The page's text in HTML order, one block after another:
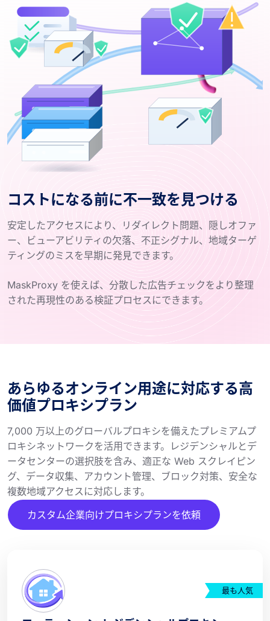
コストになる前に不一致を見つける
安定したアクセスにより、リダイレクト問題、隠しオファ
ー、ビューアビリティの欠落、不正シグナル、地域ターゲ
ティングのミスを早期に発見できます。
MaskProxy を使えば、分散した広告チェックをより整理
された再現性のある検証プロセスにできます。
あらゆるオンライン用途に対応する高
価値プロキシプラン
7,000 万以上のグローバルプロキシを備えたプレミアムプ
ロキシネットワークを活用できます。レジデンシャルとデ
ータセンターの選択肢を含み、適正な Web スクレイピン
グ、データ収集、アカウント管理、ブロック対策、安全な
複数地域アクセスに対応します。
カスタム企業向けプロキシプランを依頼
最も人気